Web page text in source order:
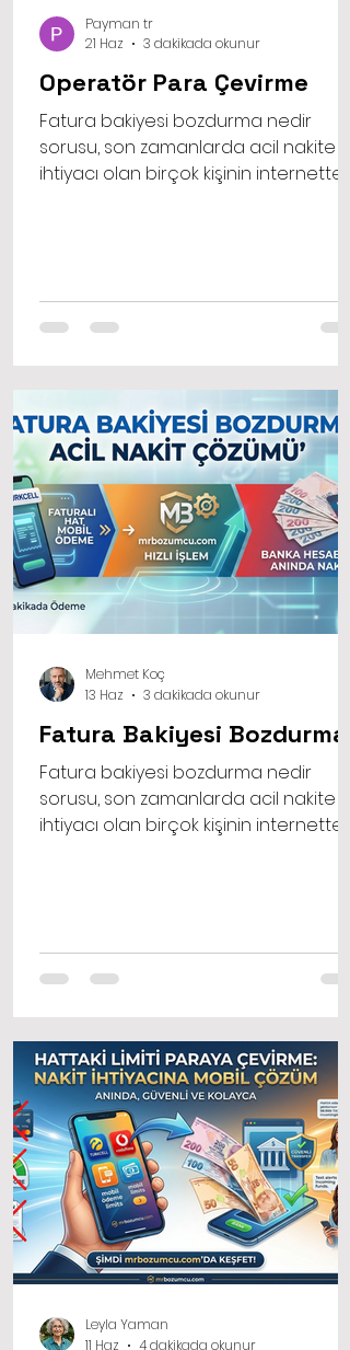
Operatör Para Çevirme
Fatura bakiyesi bozdurma nedir
sorusu, son zamanlarda acil nakite
ihtiyacı olan birçok kişinin internette
ödemelerle karşı karşıya kalabiliriz.
Payman tr
21 Haz
3 dakikada okunur
Fatura Bakiyesi Bozdurma
Fatura bakiyesi bozdurma nedir
sorusu, son zamanlarda acil nakite
ihtiyacı olan birçok kişinin internette
ödemelerle karşı karşıya kalabiliriz.
Mehmet Koç
13 Haz
3 dakikada okunur
Leyla Yaman
11 Haz
4 dakikada okunur